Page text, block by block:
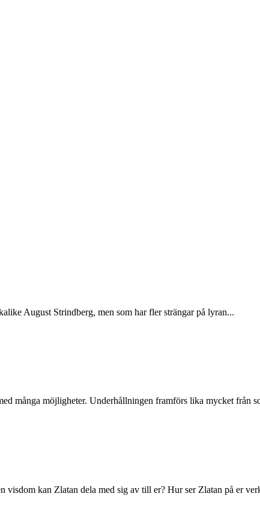
August Strindberg, men som har fler strängar på lyran...
många möjligheter. Underhållningen framförs lika mycket från
kan Zlatan dela med sig av till er? Hur ser Zlatan på er